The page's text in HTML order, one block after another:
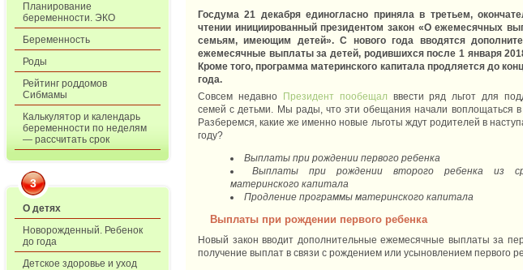
Планирование
беременности. ЭКО
Беременность
Роды
Рейтинг роддомов
Сибмамы
Калькулятор и календарь
беременности по неделям
— рассчитать срок
3
О детях
Новорожденный. Ребенок
до года
Детское здоровье и уход
Госдума 21 декабря единогласно приняла в третьем,
чтении инициированный президентом закон «О ежемесячных
семьям, имеющим детей». С нового года вводятся
ежемесячные выплаты за детей, родившихся после 1 января
Кроме того, программа материнского капитала продляется до
года.
Совсем недавно
Президент пообещал ввести ряд льгот для
семей с детьми. Мы рады, что эти обещания начали воплощаться в
Разберемся, какие же именно новые льготы ждут родителей в
году?
Выплаты при рождении первого ребенка
Выплаты при рождении второго ребенка из
материнского капитала
Продление программы материнского капитала
Выплаты при рождении первого ребенка
Новый закон вводит дополнительные ежемесячные выплаты за
получение выплат в связи с рождением или усыновлением